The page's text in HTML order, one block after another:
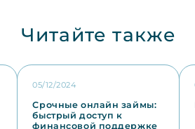
Читайте также
05/12/2024
Срочные онлайн займы:
быстрый доступ к
финансовой поддержке